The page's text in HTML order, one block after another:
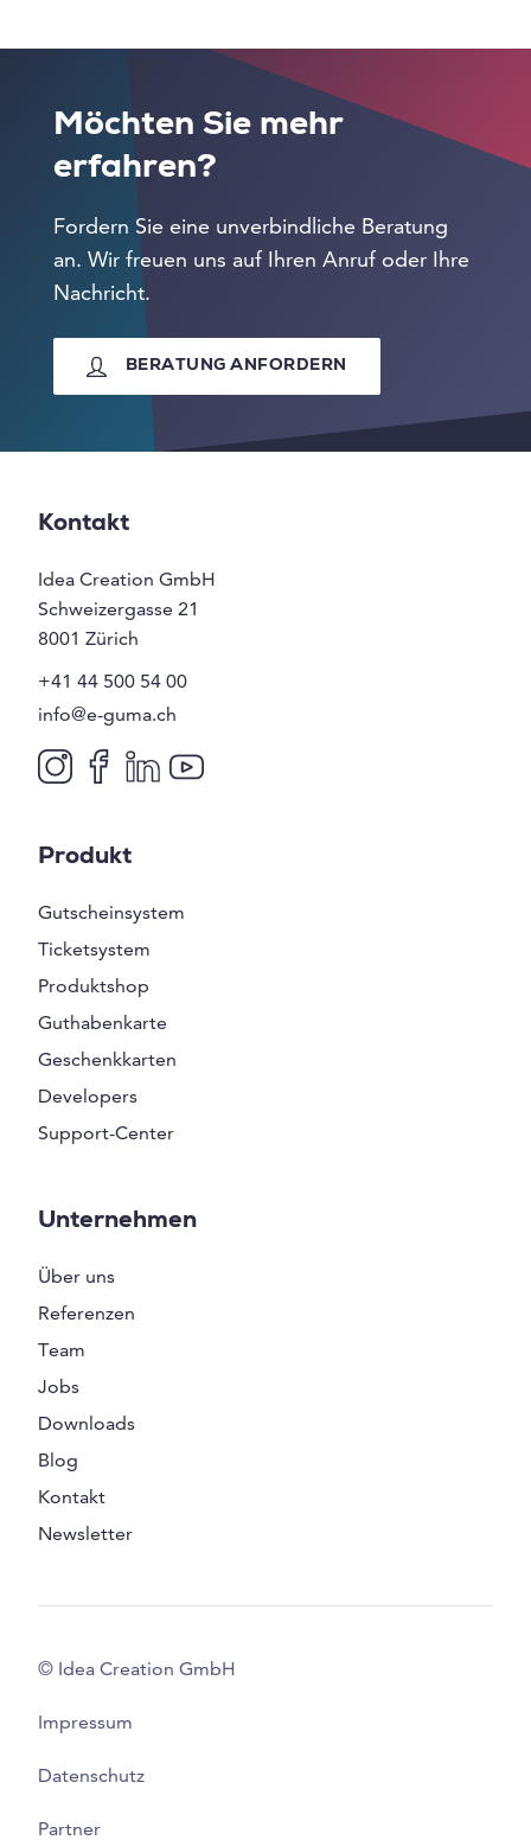
Möchten Sie mehr
erfahren?
Fordern Sie eine unverbindliche Beratung
an. Wir freuen uns auf Ihren Anruf oder Ihre
Nachricht.
BERATUNG ANFORDERN
Kontakt
Idea Creation GmbH
Schweizergasse 21
8001 Zürich
+41 44 500 54 00
info@e-guma.ch
Produkt
Gutscheinsystem
Ticketsystem
Produktshop
Guthabenkarte
Geschenkkarten
Developers
Support-Center
Unternehmen
Über uns
Referenzen
Team
Jobs
Downloads
Blog
Kontakt
Newsletter
© Idea Creation GmbH
Impressum
Datenschutz
Partner